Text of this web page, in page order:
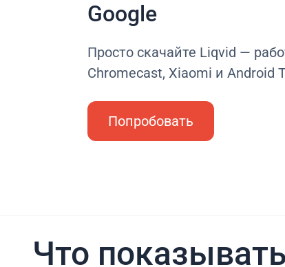
Google
Просто скачайте Liqvid —
Chromecast, Xiaomi и Android
Попробовать
Что